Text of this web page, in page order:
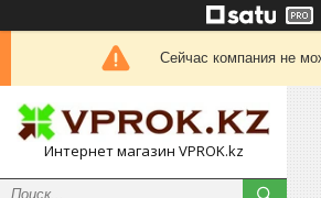
Сейчас компания не
Интернет магазин VPROK.kz